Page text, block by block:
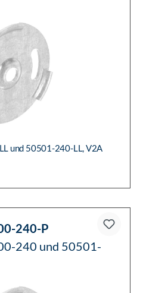
und 50501-240-LL, V2A
240-P
240 und 50501-